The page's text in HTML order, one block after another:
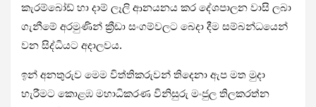
කැරම්බෝඩ් හා දාම් ලෑලි ආනයනය කර දේශපාලන වාසි ලබා
ගැනීමේ අරමුණින් ක්‍රීඩා සංගම්වලට බෙදා දීම සම්බන්ධයෙන්
වන සිද්ධියට අදාලවය.
ඉන් අනතුරුව මෙම විත්තිකරුවන් තිදෙනා ඇප මත මුදා
හැරීමට කොළඹ මහාධිකරණ විනිසුරු මංජුල තිලකරත්න